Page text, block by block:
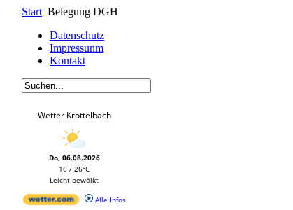
Start Belegung DGH
Datenschutz
Impressunm
Kontakt
Wetter Krottelbach
Do, 06.08.2026
16 / 26°C
Leicht bewölkt
Alle Infos